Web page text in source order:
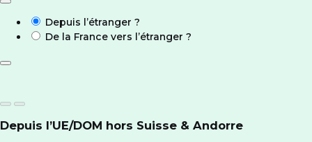
Depuis l’étranger ?
De la France vers l’étranger ?
Depuis l’UE/DOM hors Suisse & Andorre